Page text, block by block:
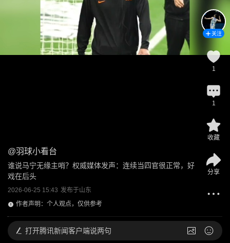
@羽球小看台
谁说马宁无缘主哨？权威媒体发声：连续当四官很正常，好
戏在后头
2026-06-25 15:43 发布于山东
作者声明：个人观点，仅供参考
关注
1
1
收藏
分享
打开腾讯新闻客户端说两句